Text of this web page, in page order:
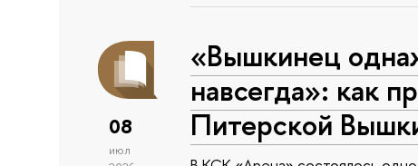
08
июл
«Вышкинец
навсегда»: как
Питерской